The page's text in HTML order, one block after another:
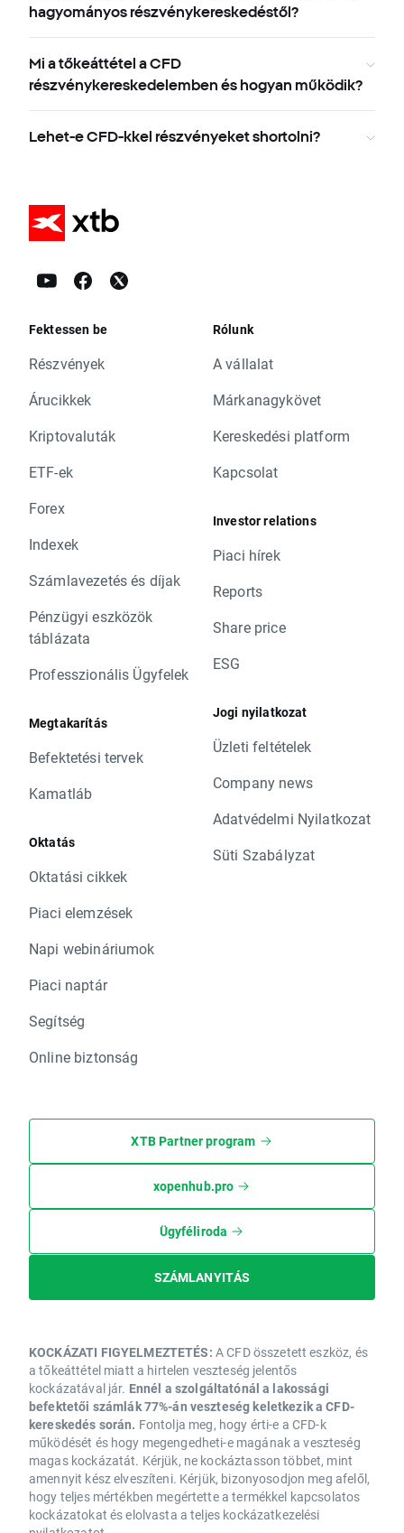
hagyományos részvénykereskedéstől?
Mi a tőkeáttétel a CFD
részvénykereskedelemben és hogyan működik?
Lehet-e CFD-kkel részvényeket shortolni?
Fektessen be
Részvények
Árucikkek
Kriptovaluták
ETF-ek
Forex
Indexek
Számlavezetés és díjak
Pénzügyi eszközök
táblázata
Professzionális Ügyfelek
Megtakarítás
Befektetési tervek
Kamatláb
Oktatás
Oktatási cikkek
Piaci elemzések
Napi webináriumok
Piaci naptár
Segítség
Online biztonság
Rólunk
A vállalat
Márkanagykövet
Kereskedési platform
Kapcsolat
Investor relations
Piaci hírek
Reports
Share price
ESG
Jogi nyilatkozat
Üzleti feltételek
Company news
Adatvédelmi Nyilatkozat
Süti Szabályzat
XTB Partner program
xopenhub.pro
Ügyféliroda
SZÁMLANYITÁS
KOCKÁZATI FIGYELMEZTETÉS: A CFD összetett eszköz, és
a tőkeáttétel miatt a hirtelen veszteség jelentős
kockázatával jár. Ennél a szolgáltatónál a lakossági
befektetői számlák 77%-án veszteség keletkezik a CFD-
kereskedés során. Fontolja meg, hogy érti-e a CFD-k
működését és hogy megengedheti-e magának a veszteség
magas kockázatát. Kérjük, ne kockáztasson többet, mint
amennyit kész elveszíteni. Kérjük, bizonyosodjon meg afelől,
hogy teljes mértékben megértette a termékkel kapcsolatos
kockázatokat és elolvasta a teljes kockázatkezelési